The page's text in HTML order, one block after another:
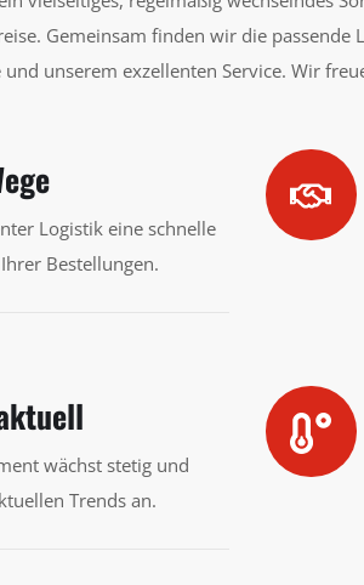
Gemeinsam finden wir die passende
unserem exzellenten Service. Wir
Logistik eine schnelle
Bestellungen.
wächst stetig und
Trends an.